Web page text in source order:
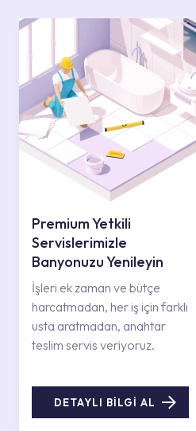
Premium Yetkili
Servislerimizle
Banyonuzu Yenileyin
İşleri ek zaman ve bütçe
harcatmadan, her iş için farklı
usta aratmadan, anahtar
teslim servis veriyoruz.
DETAYLI BİLGİ AL